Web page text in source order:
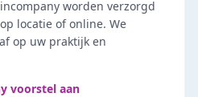
worden verzorgd
locatie of online. We
op uw praktijk en
voorstel aan